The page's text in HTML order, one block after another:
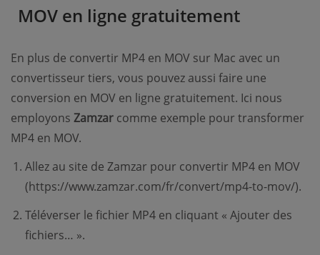
MOV en ligne gratuitement
En plus de convertir MP4 en MOV sur Mac avec un
convertisseur tiers, vous pouvez aussi faire une
conversion en MOV en ligne gratuitement. Ici nous
employons Zamzar comme exemple pour transformer
MP4 en MOV.
Allez au site de Zamzar pour convertir MP4 en MOV
(https://www.zamzar.com/fr/convert/mp4-to-mov/).
Téléverser le fichier MP4 en cliquant « Ajouter des
fichiers… ».